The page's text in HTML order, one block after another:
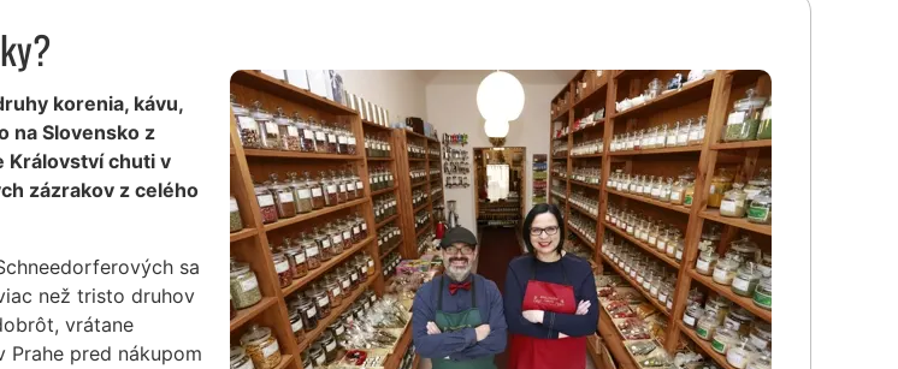
korenia, kávu,
na Slovensko z
Království chuti v
zázrakov z celého
sa
než tristo druhov
vrátane
pred nákupom